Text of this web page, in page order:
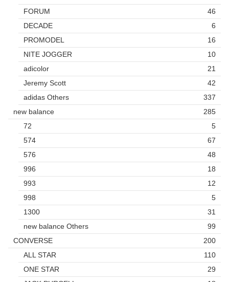
FORUM
46
DECADE
6
PROMODEL
16
NITE JOGGER
10
adicolor
21
Jeremy Scott
42
adidas Others
337
new balance
285
72
5
574
67
576
48
996
18
993
12
998
5
1300
31
new balance Others
99
CONVERSE
200
ALL STAR
110
ONE STAR
29